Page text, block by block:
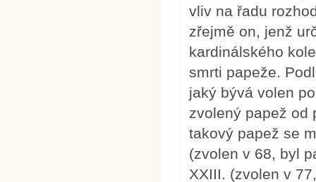
vliv na řadu
zřejmě on, jenž
kardinálského
smrti papeže.
jaký bývá volen
zvolený papež od
takový papež se
(zvolen v 68, byl
XXIII. (zvolen v